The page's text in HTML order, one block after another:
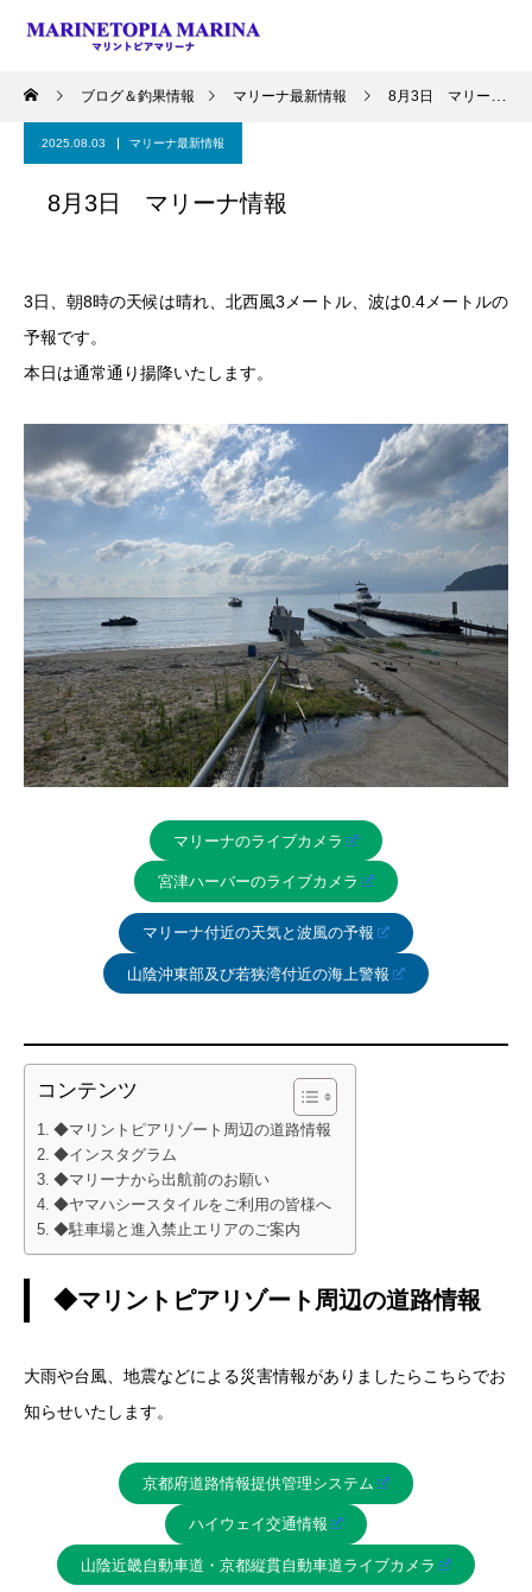
ブログ＆釣果情報 マリーナ最新情報 8月3日 マリーナ情報
2025.08.03 マリーナ最新情報
8月3日 マリーナ情報
3日、朝8時の天候は晴れ、北西風3メートル、波は0.4メートルの
予報です。
本日は通常通り揚降いたします。
マリーナのライブカメラ
宮津ハーバーのライブカメラ
マリーナ付近の天気と波風の予報
山陰沖東部及び若狭湾付近の海上警報
コンテンツ
◆マリントピアリゾート周辺の道路情報
◆インスタグラム
◆マリーナから出航前のお願い
◆ヤマハシースタイルをご利用の皆様へ
◆駐車場と進入禁止エリアのご案内
◆マリントピアリゾート周辺の道路情報
大雨や台風、地震などによる災害情報がありましたらこちらでお
知らせいたします。
京都府道路情報提供管理システム
ハイウェイ交通情報
山陰近畿自動車道・京都縦貫自動車道ライブカメラ